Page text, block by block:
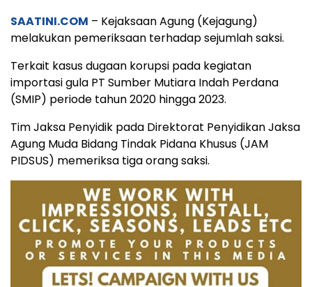
SAATINI.COM – Kejaksaan Agung (Kejagung)
melakukan pemeriksaan terhadap sejumlah saksi.
Terkait kasus dugaan korupsi pada kegiatan
importasi gula PT Sumber Mutiara Indah Perdana
(SMIP) periode tahun 2020 hingga 2023.
Tim Jaksa Penyidik pada Direktorat Penyidikan Jaksa
Agung Muda Bidang Tindak Pidana Khusus (JAM
PIDSUS) memeriksa tiga orang saksi.